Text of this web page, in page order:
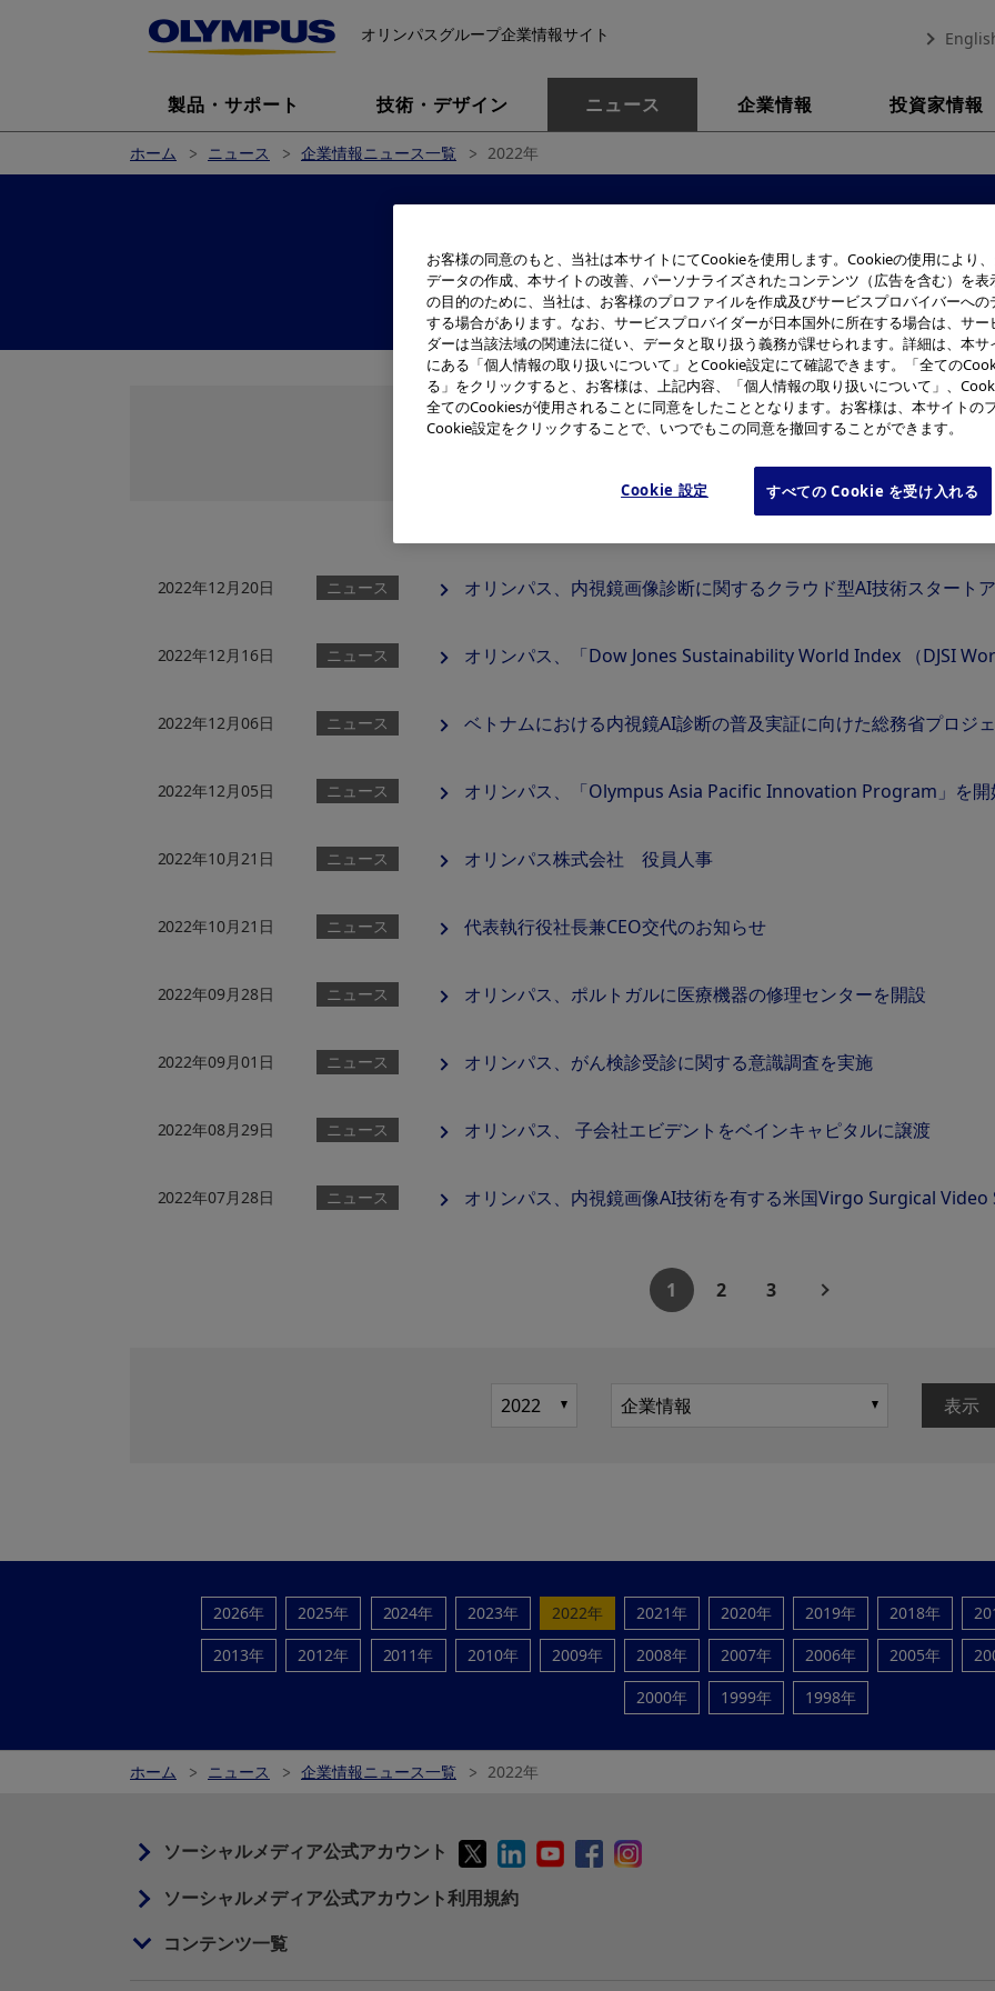
オリンパスグループ企業情報サイト
製品・サポート 技術・デザイン ニュース 企業情報 投資家情報
ホーム ニュース 企業情報ニュース一覧 2022年
2022年
表示
2022年12月20日 ニュース オリンパス、内視鏡画像診断に関するクラウド型AI技術スタート
2022年12月16日 ニュース オリンパス、「Dow Jones Sustainability World Index （DJSI
2022年12月06日 ニュース ベトナムにおける内視鏡AI診断の普及実証に向けた総務省プロジ
2022年12月05日 ニュース オリンパス、「Olympus Asia Pacific Innovation Program」を開
2022年10月21日 ニュース オリンパス株式会社 役員人事
2022年10月21日 ニュース 代表執行役社長兼CEO交代のお知らせ
2022年09月28日 ニュース オリンパス、ポルトガルに医療機器の修理センターを開設
2022年09月01日 ニュース オリンパス、がん検診受診に関する意識調査を実施
2022年08月29日 ニュース オリンパス、 子会社エビデントをベインキャピタルに譲渡
2022年07月28日 ニュース オリンパス、内視鏡画像AI技術を有する米国Virgo Surgical
1 2 3
表示
2026年 2025年 2024年 2023年 2022年 2021年 2020年 2019年 2018年
2013年
2012年 2011年 2010年 2009年 2008年 2007年 2006年 2005年
2000年
1999年 1998年
ホーム ニュース 企業情報ニュース一覧 2022年
ソーシャルメディア公式アカウント
ソーシャルメディア公式アカウント利用規約
コンテンツ一覧
お客様の同意のもと、当社は本サイトにてCookieを使用します。Cookieの使用により
データの作成、本サイトの改善、パーソナライズされたコンテンツ（広告を含む）を表
の目的のために、当社は、お客様のプロファイルを作成及びサービスプロバイバーへの
する場合があります。なお、サービスプロバイダーが日本国外に所在する場合は、サー
ダーは当該法域の関連法に従い、データと取り扱う義務が課せられます。詳細は、本サ
にある「個人情報の取り扱いについて」とCookie設定にて確認できます。「全ての
る」をクリックすると、お客様は、上記内容、「個人情報の取り扱いについて」、
全てのCookiesが使用されることに同意をしたこととなります。お客様は、本サイトの
Cookie設定をクリックすることで、いつでもこの同意を撤回することができます。
Cookie 設定 すべての Cookie を受け入れる